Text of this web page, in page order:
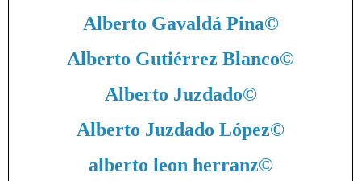
Alberto Gavaldá Pina©
Alberto Gutiérrez Blanco©
Alberto Juzdado©
Alberto Juzdado López©
alberto leon herranz©